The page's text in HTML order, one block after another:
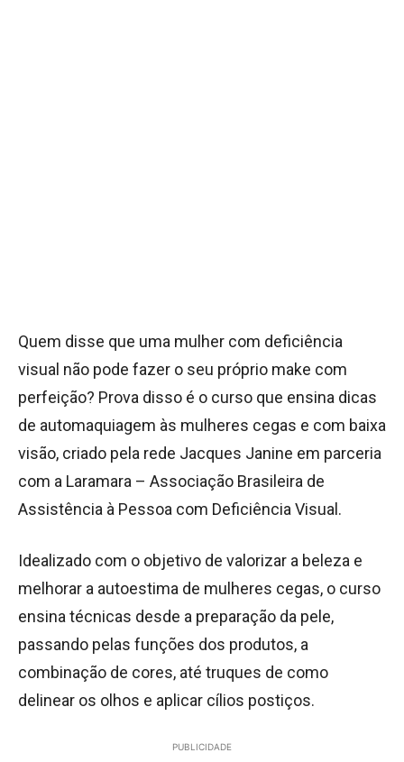
Quem disse que uma mulher com deficiência
visual não pode fazer o seu próprio make com
perfeição? Prova disso é o curso que ensina dicas
de automaquiagem às mulheres cegas e com baixa
visão, criado pela rede Jacques Janine em parceria
com a Laramara – Associação Brasileira de
Assistência à Pessoa com Deficiência Visual.
Idealizado com o objetivo de valorizar a beleza e
melhorar a autoestima de mulheres cegas, o curso
ensina técnicas desde a preparação da pele,
passando pelas funções dos produtos, a
combinação de cores, até truques de como
delinear os olhos e aplicar cílios postiços.
PUBLICIDADE